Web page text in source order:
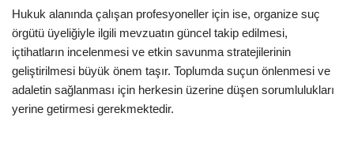
Hukuk alanında çalışan profesyoneller için ise, organize suç
örgütü üyeliğiyle ilgili mevzuatın güncel takip edilmesi,
içtihatların incelenmesi ve etkin savunma stratejilerinin
geliştirilmesi büyük önem taşır. Toplumda suçun önlenmesi ve
adaletin sağlanması için herkesin üzerine düşen sorumlulukları
yerine getirmesi gerekmektedir.